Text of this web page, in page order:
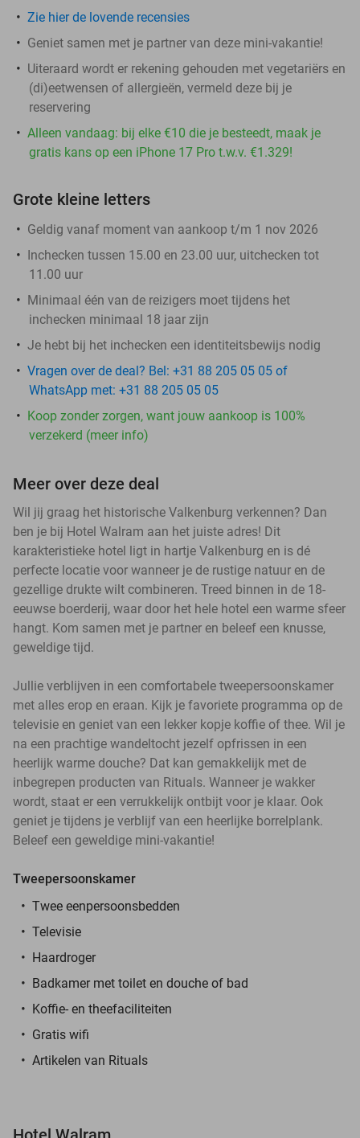
Zie hier de lovende recensies
Geniet samen met je partner van deze mini-vakantie!
Uiteraard wordt er rekening gehouden met vegetariërs en
(di)eetwensen of allergieën, vermeld deze bij je
reservering
Alleen vandaag: bij elke €10 die je besteedt, maak je
gratis kans op een iPhone 17 Pro t.w.v. €1.329!
Grote kleine letters
Geldig vanaf moment van aankoop t/m 1 nov 2026
Inchecken tussen 15.00 en 23.00 uur, uitchecken tot
11.00 uur
Minimaal één van de reizigers moet tijdens het
inchecken minimaal 18 jaar zijn
Je hebt bij het inchecken een identiteitsbewijs nodig
Vragen over de deal? Bel: +31 88 205 05 05 of
WhatsApp met: +31 88 205 05 05
Koop zonder zorgen, want jouw aankoop is 100%
verzekerd (meer info)
Meer over deze deal
Wil jij graag het historische Valkenburg verkennen? Dan
ben je bij Hotel Walram aan het juiste adres! Dit
karakteristieke hotel ligt in hartje Valkenburg en is dé
perfecte locatie voor wanneer je de rustige natuur en de
gezellige drukte wilt combineren. Treed binnen in de 18-
eeuwse boerderij, waar door het hele hotel een warme sfeer
hangt. Kom samen met je partner en beleef een knusse,
geweldige tijd.
Jullie verblijven in een comfortabele tweepersoonskamer
met alles erop en eraan. Kijk je favoriete programma op de
televisie en geniet van een lekker kopje koffie of thee. Wil je
na een prachtige wandeltocht jezelf opfrissen in een
heerlijk warme douche? Dat kan gemakkelijk met de
inbegrepen producten van Rituals. Wanneer je wakker
wordt, staat er een verrukkelijk ontbijt voor je klaar. Ook
geniet je tijdens je verblijf van een heerlijke borrelplank.
Beleef een geweldige mini-vakantie!
Tweepersoonskamer
Twee eenpersoonsbedden
Televisie
Haardroger
Badkamer met toilet en douche of bad
Koffie- en theefaciliteiten
Gratis wifi
Artikelen van Rituals